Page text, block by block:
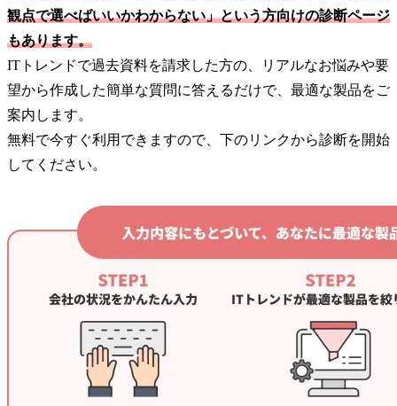
観点で選べばいいかわからない」という方向けの診断ページ
もあります。
ITトレンドで過去資料を請求した方の、リアルなお悩みや要
望から作成した簡単な質問に答えるだけで、最適な製品をご
案内します。
無料で今すぐ利用できますので、下のリンクから診断を開始
してください。